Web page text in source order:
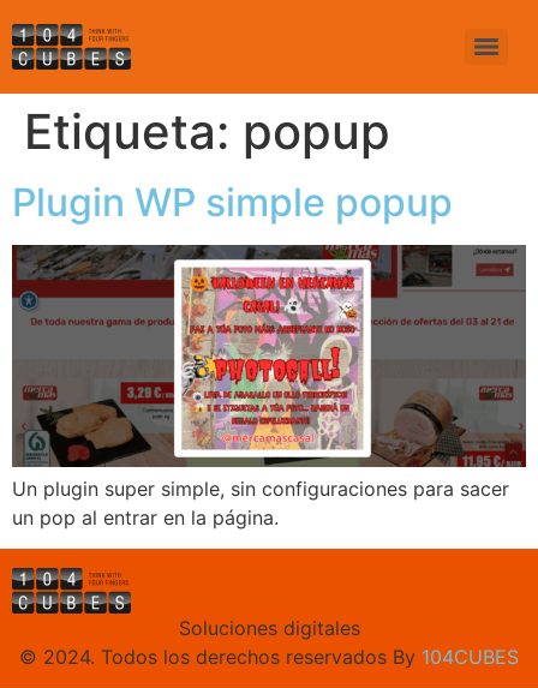
Etiqueta: popup
Plugin WP simple popup
Un plugin super simple, sin configuraciones para sacer
un pop al entrar en la página.
Soluciones digitales
© 2024. Todos los derechos reservados By 104CUBES